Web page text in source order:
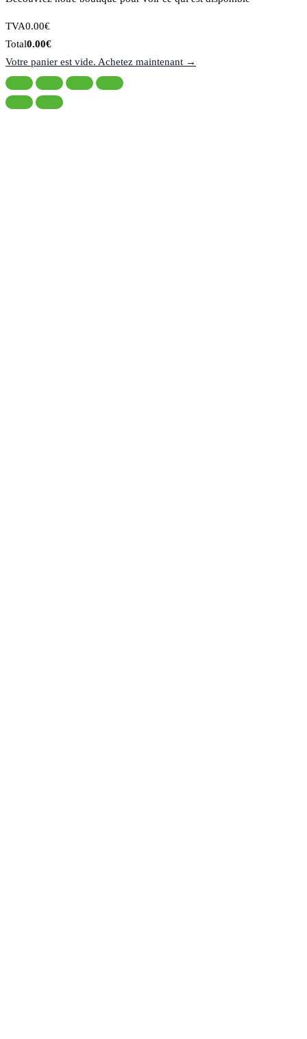
Montant
de
la
taxe:
TVA0.00€
Total
du
panier:
Total0.00€
Votre panier est vide. Achetez maintenant →